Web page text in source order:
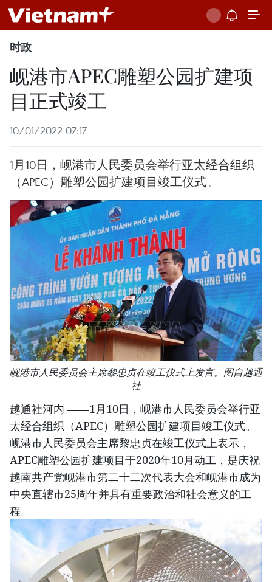
时政
岘港市APEC雕塑公园扩建项
目正式竣工
10/01/2022 07:17
1月10日，岘港市人民委员会举行亚太经合组织
（APEC）雕塑公园扩建项目竣工仪式。
岘港市人民委员会主席黎忠贞在竣工仪式上发言。图自越通
社
越通社河内 ——1月10日，岘港市人民委员会举行亚
太经合组织（APEC）雕塑公园扩建项目竣工仪式。
岘港市人民委员会主席黎忠贞在竣工仪式上表示，
APEC雕塑公园扩建项目于2020年10月动工，是庆祝
越南共产党岘港市第二十二次代表大会和岘港市成为
中央直辖市25周年并具有重要政治和社会意义的工
程。